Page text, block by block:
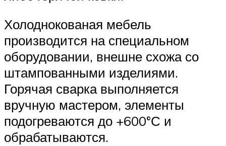
Холоднокованая мебель
производится на специальном
оборудовании, внешне схожа со
штампованными изделиями.
Горячая сварка выполняется
вручную мастером, элементы
подогреваются до +600°С и
обрабатываются.